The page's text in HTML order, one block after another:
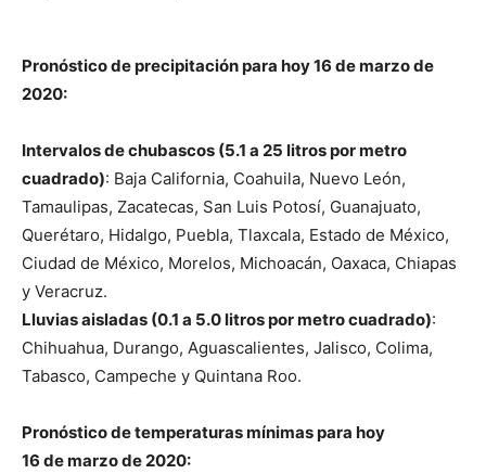
Pronóstico de precipitación para hoy 16 de marzo de
2020:
Intervalos de chubascos (5.1 a 25 litros por metro
cuadrado): Baja California, Coahuila, Nuevo León,
Tamaulipas, Zacatecas, San Luis Potosí, Guanajuato,
Querétaro, Hidalgo, Puebla, Tlaxcala, Estado de México,
Ciudad de México, Morelos, Michoacán, Oaxaca, Chiapas
y Veracruz.
Lluvias aisladas (0.1 a 5.0 litros por metro cuadrado):
Chihuahua, Durango, Aguascalientes, Jalisco, Colima,
Tabasco, Campeche y Quintana Roo.
Pronóstico de temperaturas mínimas para hoy
16 de marzo de 2020: